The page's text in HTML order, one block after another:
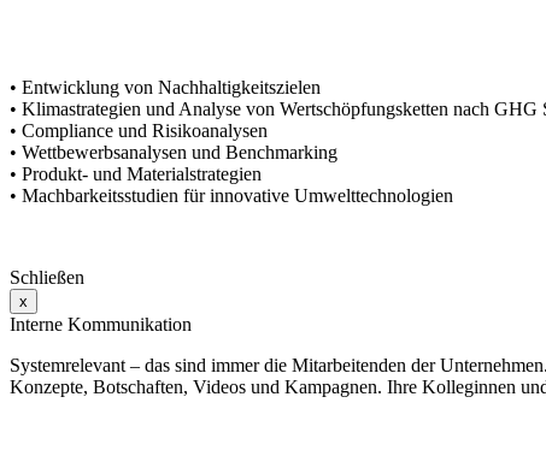
• Entwicklung von Nachhaltigkeitszielen
• Klimastrategien und Analyse von Wertschöpfungsketten nach GHG
• Compliance und Risikoanalysen
• Wettbewerbsanalysen und Benchmarking
• Produkt- und Materialstrategien
• Machbarkeitsstudien für innovative Umwelttechnologien
Schließen
x
Interne Kommunikation
Systemrelevant – das sind immer die Mitarbeitenden der
Konzepte, Botschaften, Videos und Kampagnen. Ihre Kolleginnen